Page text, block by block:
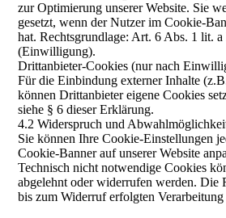
zur Optimierung unserer Website. Sie
gesetzt, wenn der Nutzer im Cookie-
hat. Rechtsgrundlage: Art. 6 Abs. 1 lit.
(Einwilligung).
Drittanbieter-Cookies (nur nach
Für die Einbindung externer Inhalte
können Drittanbieter eigene Cookies
siehe § 6 dieser Erklärung.
4.2 Widerspruch und
Sie können Ihre Cookie-Einstellungen
Cookie-Banner auf unserer Website
Technisch nicht notwendige Cookies
abgelehnt oder widerrufen werden. Die
bis zum Widerruf erfolgten